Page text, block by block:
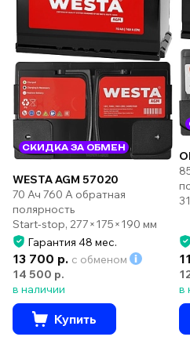
СКИДКА ЗА ОБМЕН
WESTA AGM 57020
70 Ач 760 А обратная
полярность
Start-stop, 277×175×190 мм
Гарантия 48 мес.
13 700 р. с обменом
14 500 р.
в наличии
Купить
в